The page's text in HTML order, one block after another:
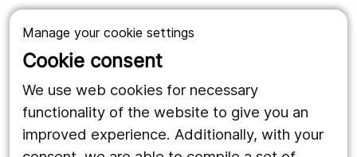
Manage your cookie settings
Cookie consent
We use web cookies for necessary
functionality of the website to give you an
improved experience. Additionally, with your
Länstrafiken
Region Örebro län
Följ oss